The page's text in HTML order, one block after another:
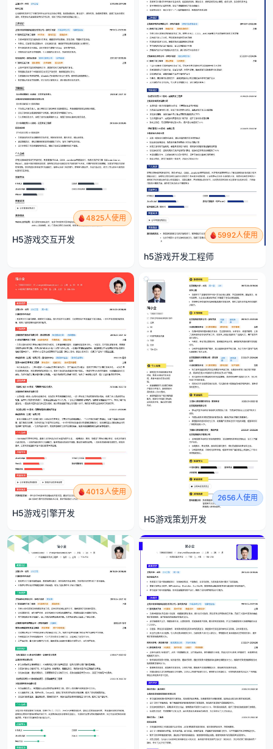
4825人使用
H5游戏交互开发 5992人使用
h5游戏开发工程师
4013人使用
H5游戏引擎开发
2656人使用
H5游戏策划开发